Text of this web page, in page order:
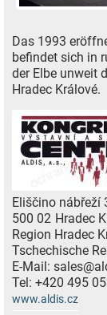
Das 1993
befindet sich in
der Elbe unweit
Hradec Králové.
Eliščino nábřeží
500 02 Hradec
Region Hradec
Tschechische
E-Mail:
Tel: +420 495
www.aldis.cz